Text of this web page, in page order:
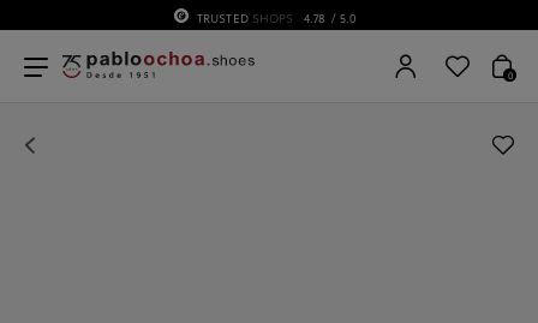
SHOPS 4.78 / 5.0
0